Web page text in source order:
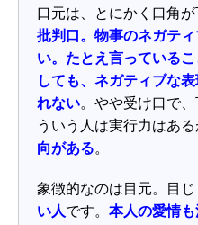
口元は、とにかく口角が
批判口。物事のネガテ
い。たとえ言っている
しても、ネガティブな
れない。やや受け口で
ういう人は実行力はある
向がある。
象徴的なのは目元。目じ
い人です。 本人の愛情